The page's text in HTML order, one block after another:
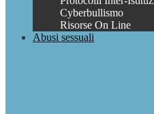
Cyberbullismo
Risorse On Line
Abusi sessuali